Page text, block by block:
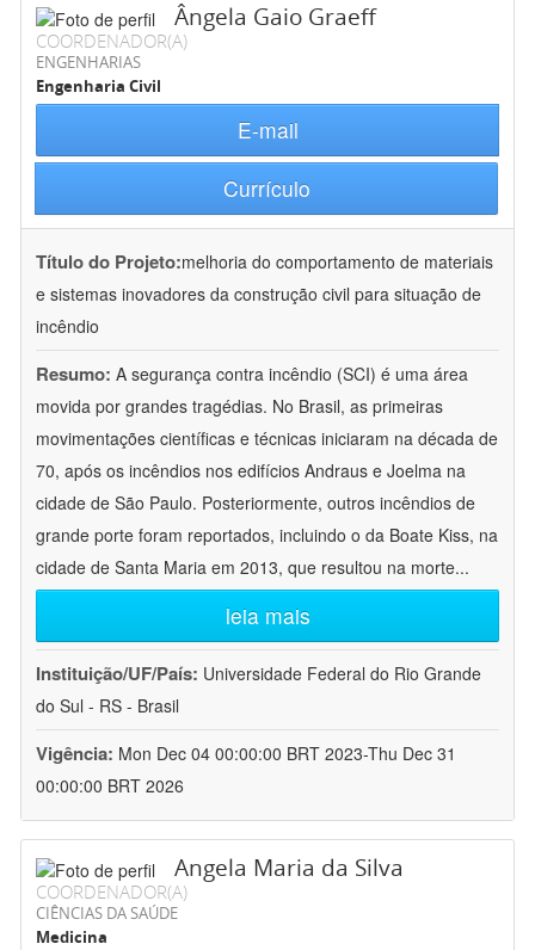
Ângela Gaio Graeff
COORDENADOR(A)
ENGENHARIAS
Engenharia Civil
E-mail
Currículo
Título do Projeto:melhoria do comportamento de materiais
e sistemas inovadores da construção civil para situação de
incêndio
Resumo: A segurança contra incêndio (SCI) é uma área
movida por grandes tragédias. No Brasil, as primeiras
movimentações científicas e técnicas iniciaram na década de
70, após os incêndios nos edifícios Andraus e Joelma na
cidade de São Paulo. Posteriormente, outros incêndios de
grande porte foram reportados, incluindo o da Boate Kiss, na
cidade de Santa Maria em 2013, que resultou na morte...
leia mais
Instituição/UF/País: Universidade Federal do Rio Grande
do Sul - RS - Brasil
Vigência: Mon Dec 04 00:00:00 BRT 2023-Thu Dec 31
00:00:00 BRT 2026
Angela Maria da Silva
COORDENADOR(A)
CIÊNCIAS DA SAÚDE
Medicina